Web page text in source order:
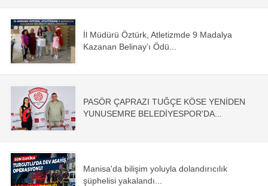
İl Müdürü Öztürk, Atletizmde 9 Madalya
Kazanan Belinay’ı Ödü...
PASÖR ÇAPRAZI TUĞÇE KÖSE YENİDEN
YUNUSEMRE BELEDİYESPOR'DA...
Manisa'da bilişim yoluyla dolandırıcılık
şüphelisi yakalandı...